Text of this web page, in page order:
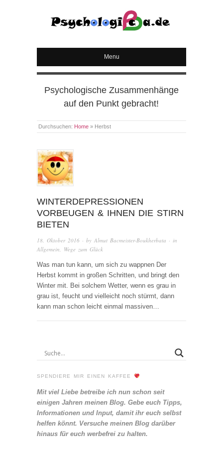
PSYCHOLOGICA
Menu
Psychologische Zusammenhänge
auf den Punkt gebracht!
Durchsuchen: Home » Herbst
WINTERDEPRESSIONEN
VORBEUGEN & IHNEN DIE STIRN
BIETEN
18. Oktober 2016 · by Almut Bacmeister-Boukherbata · in
Allgemein, Wege zum Glück
Was man tun kann, um sich zu wappnen Der
Herbst kommt in großen Schritten, und bringt den
Winter mit. Bei solchem Wetter, wenn es grau in
grau ist, feucht und vielleicht noch stürmt, dann
kann man schon leicht einmal massiven…
SPENDIERE MIR EINEN KAFFEE
Mit viel Liebe betreibe ich nun schon seit
einigen Jahren meinen Blog. Gebe euch Tipps,
Informationen und Input, damit ihr euch selbst
helfen könnt. Versuche meinen Blog darüber
hinaus für euch werbefrei zu halten.